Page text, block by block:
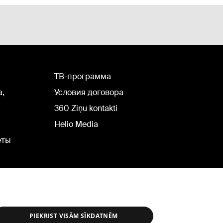
TВ-программа
Условия договора
360 Ziņu kontakti
Helio Media
PIEKRIST VISĀM SĪKDATNĒM